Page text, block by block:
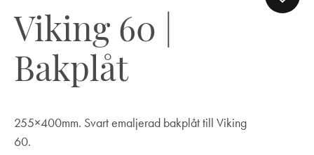
Viking 60 |
Bakplåt
255×400mm. Svart emaljerad bakplåt till Viking
60.